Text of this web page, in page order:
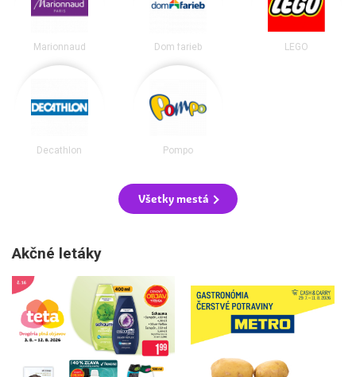
Marionnaud Dom farieb LEGO
Decathlon Pompo
Všetky mestá
Akčné letáky